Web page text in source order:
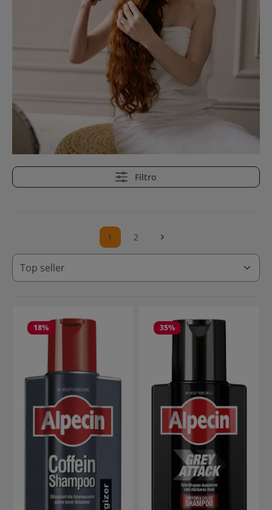
Filtro
Pagina
1 Pagina
2
18% 35%